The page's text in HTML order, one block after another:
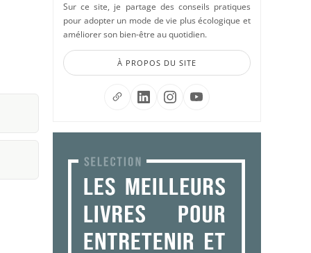
Sur ce site, je partage des conseils pratiques
pour adopter un mode de vie plus écologique et
améliorer son bien-être au quotidien.
À PROPOS DU SITE